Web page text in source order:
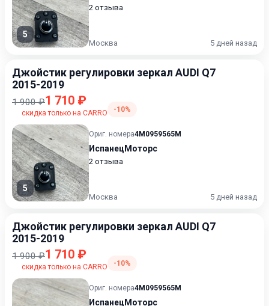
5
2 отзыва
Москва 5 дней назад
Джойстик регулировки зеркал AUDI Q7
2015-2019
1 900 ₽1 710 ₽
скидка только на CARRO -10%
5
Ориг. номера4M0959565M
ИспанецМоторс
2 отзыва
Москва 5 дней назад
Джойстик регулировки зеркал AUDI Q7
2015-2019
1 900 ₽1 710 ₽
скидка только на CARRO -10%
Ориг. номера4M0959565M
ИспанецМоторс